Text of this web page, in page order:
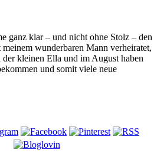
ganz klar – und nicht ohne Stolz – den
wunderbaren Mann verheiratet,
kleinen Ella und im August haben
und somit viele neue